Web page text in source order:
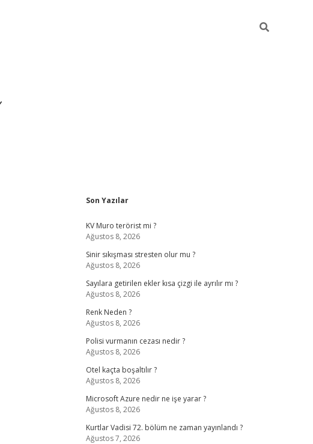
Sidebar
Son Yazılar
KV Muro terörist mi ?
Ağustos 8, 2026
Sinir sıkışması stresten olur mu ?
Ağustos 8, 2026
Sayılara getirilen ekler kısa çizgi ile ayrılır mı ?
Ağustos 8, 2026
Renk Neden ?
Ağustos 8, 2026
Polisi vurmanın cezası nedir ?
Ağustos 8, 2026
Otel kaçta boşaltılır ?
Ağustos 8, 2026
Microsoft Azure nedir ne işe yarar ?
Ağustos 8, 2026
Kurtlar Vadisi 72. bölüm ne zaman yayınlandı ?
Ağustos 7, 2026
tambet girişbonus veren bahis siteleri